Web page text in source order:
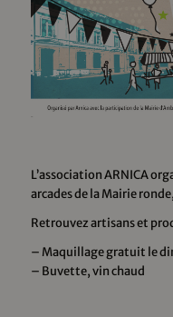
L’association ARNICA
arcades de la Mairie
Retrouvez artisans et
– Maquillage gratuit le
– Buvette, vin chaud